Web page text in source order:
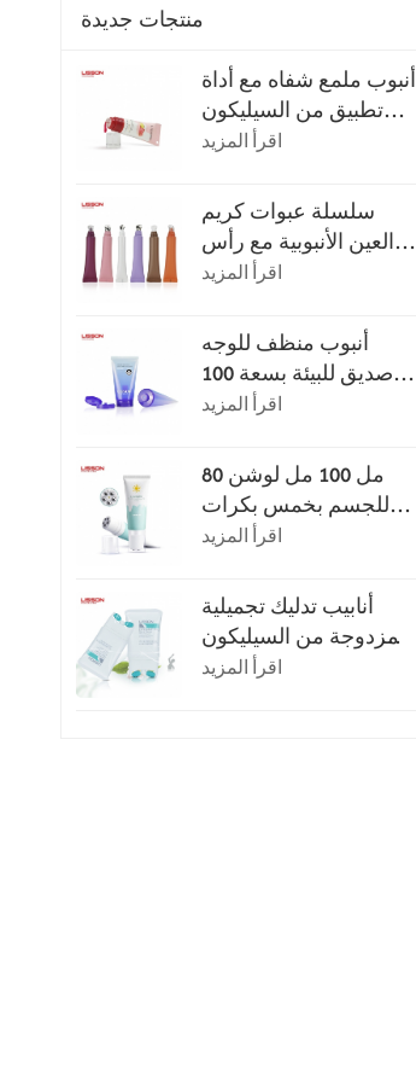
منتجات جديدة
أنبوب ملمع شفاه مع أداة
تطبيق من السيليكون
فائق النعومة
اقرأ المزيد
سلسلة عبوات كريم
العين الأنبوبية مع رأس
التطبيق
اقرأ المزيد
أنبوب منظف للوجه
صديق للبيئة بسعة 100
مل أو 120 مل مع غطاء
اقرأ المزيد
80 مل 100 مل لوشن
للجسم بخمس بكرات
للتدليك
اقرأ المزيد
أنابيب تدليك تجميلية
مزدوجة من السيليكون
سعة 150 ملاقرأ المزيد